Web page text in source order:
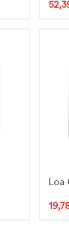
Loa